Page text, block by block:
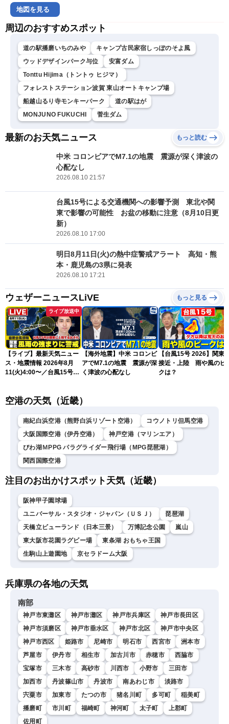
地図を見る
周辺のおすすめスポット
道の駅播磨いちのみや
キャンプ古民家宿しっぽのそよ風
ウッドデザインパーク与位
安富ダム
Tonttu Hijima（トントゥ ヒジマ）
フォレストステーション波賀 東山オートキャンプ場
船越山るり寺モンキーパーク
道の駅はが
MONJUNO FUKUCHI
菅生ダム
最新のお天気ニュース もっと読む
中米 コロンビアでM7.1の地震 震源が深く津波の
心配なし
2026.08.10 21:57
台風15号による交通機関への影響予測 東北や関
東で影響の可能性 お盆の移動に注意（8月10日更
新）
2026.08.10 17:00
明日8月11日(火)の熱中症警戒アラート 高知・熊
本・鹿児島の3県に発表
2026.08.10 17:21
ウェザーニュースLiVE もっと見る
ライブ放送中
【ライブ】最新天気ニュー
ス・地震情報 2026年8月
11(火)4:00〜／台風15号が
グ・福吉貴文〉／H3ロケッ
【海外地震】中米 コロンビ
アでM7.1の地震 震源が深
く津波の心配なし
【台風15号 2026】関東
接近・上陸 雨や風のピ
クは？
空港の天気（近畿）
南紀白浜空港（熊野白浜リゾート空港）
コウノトリ但馬空港
大阪国際空港（伊丹空港）
神戸空港（マリンエア）
びわ湖ＭPPG パラグライダー飛行場（MPG琵琶湖）
関西国際空港
注目のお出かけスポット天気（近畿）
阪神甲子園球場
ユニバーサル・スタジオ・ジャパン（ＵＳＪ）
琵琶湖
天橋立ビューランド（日本三景）
万博記念公園
嵐山
東大阪市花園ラグビー場
東条湖 おもちゃ王国
生駒山上遊園地
京セラドーム大阪
兵庫県の各地の天気
南部
神戸市東灘区 神戸市灘区 神戸市兵庫区
神戸市長田区
神戸市須磨区
神戸市垂水区 神戸市北区
神戸市中央区
神戸市西区
姫路市 尼崎市 明石市 西宮市
洲本市
芦屋市
伊丹市 相生市 加古川市 赤穂市
西脇市
宝塚市
三木市 高砂市 川西市 小野市
三田市
加西市
丹波篠山市 丹波市 南あわじ市
淡路市
宍粟市
加東市 たつの市 猪名川町 多可町
稲美町
播磨町
市川町 福崎町 神河町 太子町
上郡町
佐用町